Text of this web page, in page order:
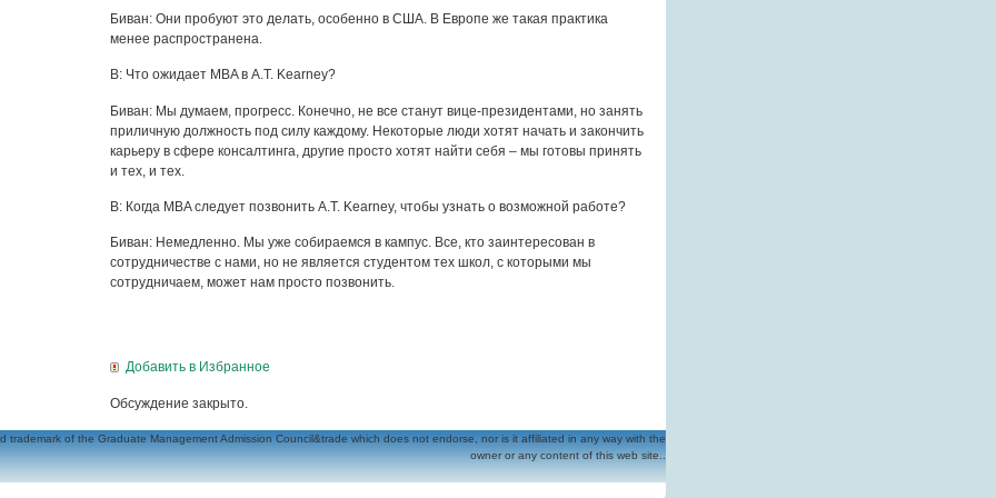
Биван: Они пробуют это делать, особенно в США. В Европе же такая практика
менее распространена.
В: Что ожидает MBA в A.T. Kearney?
Биван: Мы думаем, прогресс. Конечно, не все станут вице-президентами, но занять
приличную должность под силу каждому. Некоторые люди хотят начать и закончить
карьеру в сфере консалтинга, другие просто хотят найти себя – мы готовы принять
и тех, и тех.
В: Когда MBA следует позвонить A.T. Kearney, чтобы узнать о возможной работе?
Биван: Немедленно. Мы уже собираемся в кампус. Все, кто заинтересован в
сотрудничестве с нами, но не является студентом тех школ, с которыми мы
сотрудничаем, может нам просто позвонить.
Добавить в Избранное
Обсуждение закрыто.
trademark of the Graduate Management Admission Council&trade which does not endorse, nor is it affiliated in any way with the
owner or any content of this web site..